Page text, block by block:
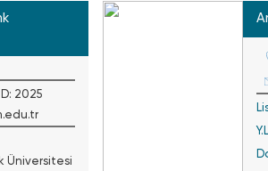
2025
Üniversitesi